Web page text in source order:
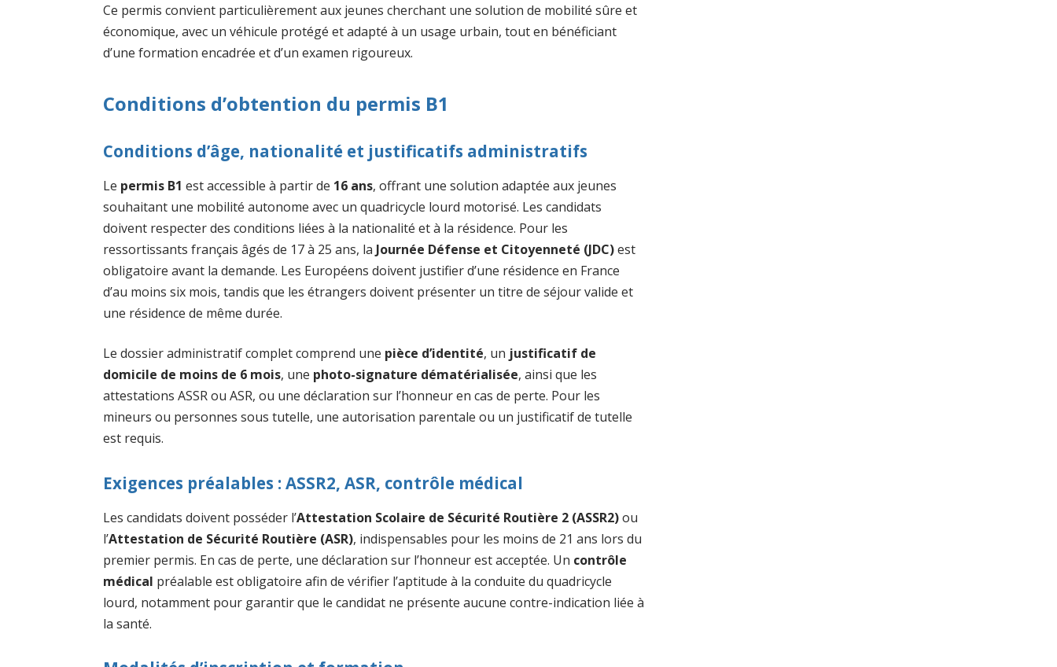
Ce permis convient particulièrement aux jeunes cherchant une solution de mobilité sûre et
économique, avec un véhicule protégé et adapté à un usage urbain, tout en bénéficiant
d’une formation encadrée et d’un examen rigoureux.
Conditions d’obtention du permis B1
Conditions d’âge, nationalité et justificatifs administratifs
Le permis B1 est accessible à partir de 16 ans, offrant une solution adaptée aux jeunes
souhaitant une mobilité autonome avec un quadricycle lourd motorisé. Les candidats
doivent respecter des conditions liées à la nationalité et à la résidence. Pour les
ressortissants français âgés de 17 à 25 ans, la Journée Défense et Citoyenneté (JDC)est
obligatoire avant la demande. Les Européens doivent justifier d’une résidence en France
d’au moins six mois, tandis que les étrangers doivent présenter un titre de séjour valide et
une résidence de même durée.
Le dossier administratif complet comprend une pièce d’identité, un justificatif de
domicile de moins de 6 mois, une photo-signature dématérialisée, ainsi que les
attestations ASSR ou ASR, ou une déclaration sur l’honneur en cas de perte. Pour les
mineurs ou personnes sous tutelle, une autorisation parentale ou un justificatif de tutelle
est requis.
Exigences préalables : ASSR2, ASR, contrôle médical
Les candidats doivent posséder l’Attestation Scolaire de Sécurité Routière 2 (ASSR2)ou
l’Attestation de Sécurité Routière (ASR), indispensables pour les moins de 21 ans lors du
premier permis. En cas de perte, une déclaration sur l’honneur est acceptée. Un contrôle
médical préalable est obligatoire afin de vérifier l’aptitude à la conduite du quadricycle
lourd, notamment pour garantir que le candidat ne présente aucune contre-indication liée à
la santé.